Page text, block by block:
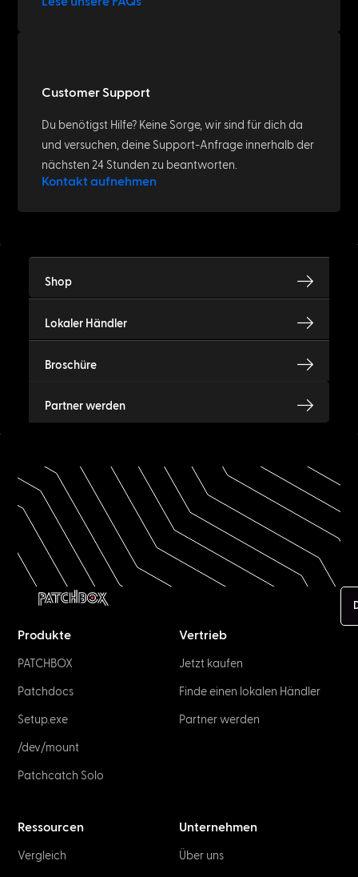
Customer Support
Du benötigst Hilfe? Keine Sorge, wir sind für dich da
und versuchen, deine Support-Anfrage innerhalb der
nächsten 24 Stunden zu beantworten.
Kontakt aufnehmen
Shop
Lokaler Händler
Broschüre
Partner werden
Produkte
PATCHBOX
Patchdocs
Setup.exe
/dev/mount
Patchcatch Solo
Vertrieb
Jetzt kaufen
Finde einen lokalen Händler
Partner werden
Ressourcen
Vergleich
Unternehmen
Über uns